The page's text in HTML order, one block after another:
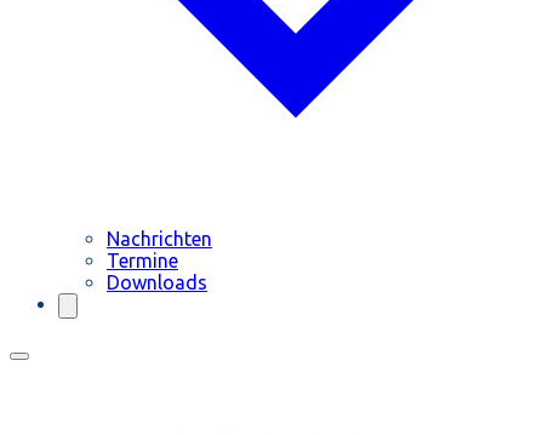
Nachrichten
Termine
Downloads